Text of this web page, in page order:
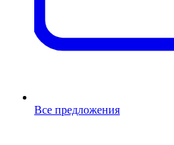
Все предложения